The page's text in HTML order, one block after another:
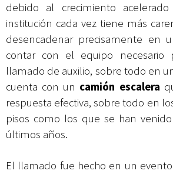
debido al crecimiento
institución cada vez tiene más
desencadenar precisamente en
contar con el equipo necesario
llamado de auxilio, sobre todo en
cuenta con un camión escalera
respuesta efectiva, sobre todo en
pisos como los que se han
últimos años.
El llamado fue hecho en un